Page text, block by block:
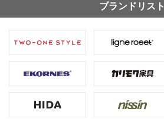
ブランドリスト